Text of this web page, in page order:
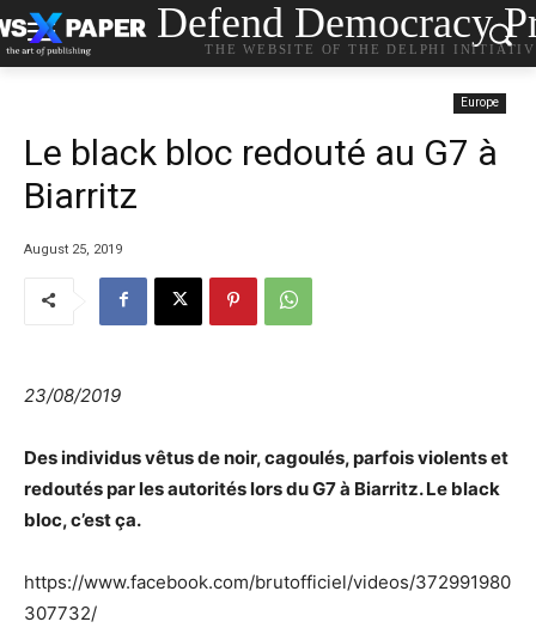
Defend Democracy
THE WEBSITE OF THE DELPHI
Europe
Le black bloc redouté au G7 à
Biarritz
August 25, 2019
23/08/2019
Des individus vêtus de noir, cagoulés, parfois violents et
redoutés par les autorités lors du G7 à Biarritz. Le black
bloc, c’est ça.
https://www.facebook.com/brutofficiel/videos/372991980
307732/